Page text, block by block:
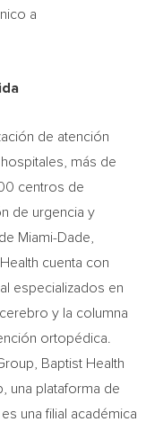
a
de atención
más de
centros de
de urgencia y
Miami-Dade,
cuenta con
especializados en
y la columna
ortopédica.
Baptist Health
una plataforma de
una filial académica